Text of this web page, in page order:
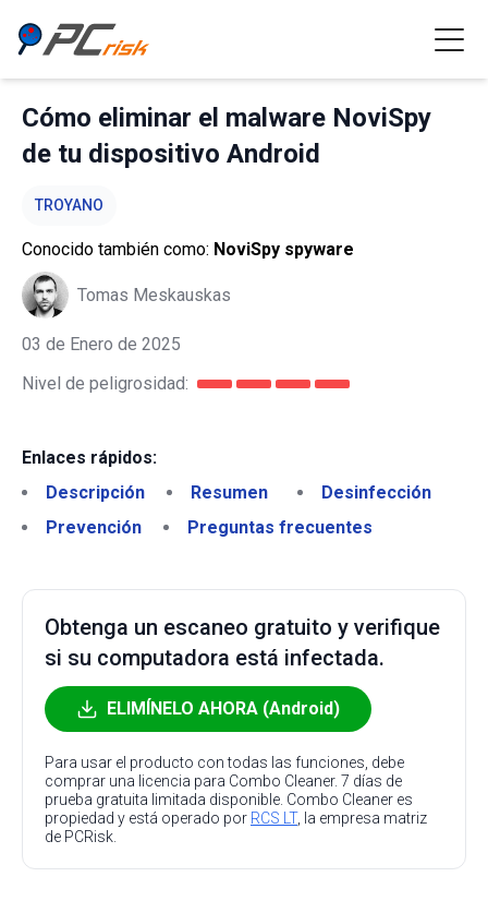
Cómo eliminar el malware NoviSpy
de tu dispositivo Android
TROYANO
Conocido también como: NoviSpy spyware
Tomas Meskauskas
03 de Enero de 2025
Nivel de peligrosidad:
Enlaces rápidos:
Descripción
Resumen
Desinfección
Prevención
Preguntas frecuentes
Obtenga un escaneo gratuito y verifique
si su computadora está infectada.
ELIMÍNELO AHORA (Android)
Para usar el producto con todas las funciones, debe
comprar una licencia para Combo Cleaner. 7 días de
prueba gratuita limitada disponible. Combo Cleaner es
propiedad y está operado por RCS LT, la empresa matriz
de PCRisk.